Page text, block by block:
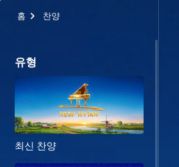
홈 찬양
유형
최신 찬양